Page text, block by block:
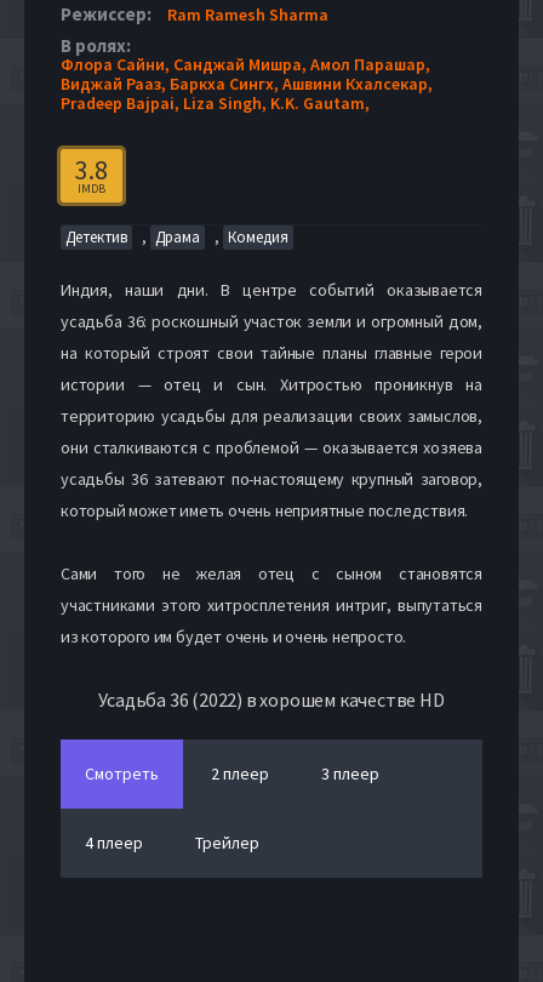
Режиссер: Ram Ramesh Sharma
В ролях:
Флора Сайни, Санджай Мишра, Амол Парашар,
Виджай Рааз, Баркха Сингх, Ашвини Кхалсекар,
Pradeep Bajpai, Liza Singh, K.K. Gautam,
3.8
IMDB
Детектив , Драма , Комедия
Индия, наши дни. В центре событий оказывается
усадьба 36: роскошный участок земли и огромный дом,
на который строят свои тайные планы главные герои
истории — отец и сын. Хитростью проникнув на
территорию усадьбы для реализации своих замыслов,
они сталкиваются с проблемой — оказывается хозяева
усадьбы 36 затевают по-настоящему крупный заговор,
который может иметь очень неприятные последствия.
Сами того не желая отец с сыном становятся
участниками этого хитросплетения интриг, выпутаться
из которого им будет очень и очень непросто.
Усадьба 36 (2022) в хорошем качестве HD
Смотреть 2 плеер 3 плеер
4 плеер Трейлер